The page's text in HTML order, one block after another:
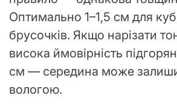
Оптимально 1–1,5 см для
брусочків. Якщо нарізати
висока ймовірність
см — середина може
вологою.